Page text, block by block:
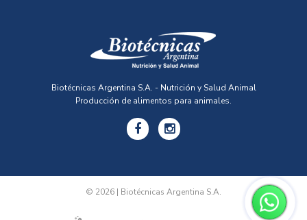
Biotécnicas Argentina S.A. - Nutrición y Salud Animal
Producción de alimentos para animales.
© 2026 | Biotécnicas Argentina S.A.